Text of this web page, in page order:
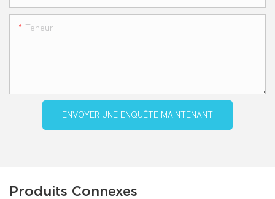
Teneur
ENVOYER UNE ENQUÊTE MAINTENANT
Produits Connexes